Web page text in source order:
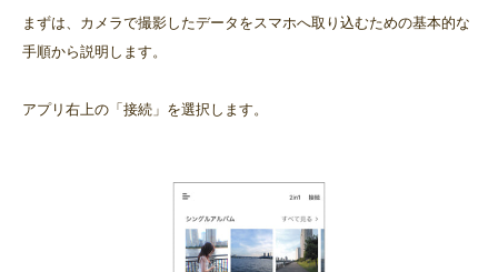
まずは、カメラで撮影したデータをスマホへ取り込むための基本的な
手順から説明します。
アプリ右上の「接続」を選択します。